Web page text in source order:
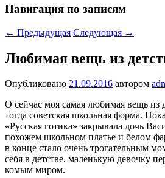
Навигация по записям
← Предыдущая Следующая →
Любимая вещь из
Опубликовано 21.09.2016 автором
О сейчас моя самая любимая вещь из
тогда советская школь­ная форма.
«Русская готика» закрывала дочь
похожем школьном платье и белом
в конце стало очень трогательным
себя в детстве, малень­кую девочку
комым миром.